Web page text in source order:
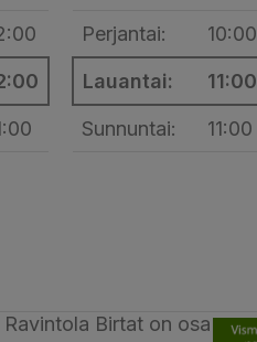
Perjantai:
10:00
Lauantai: 11:00
Sunnuntai: 11:00
Birtat on osa